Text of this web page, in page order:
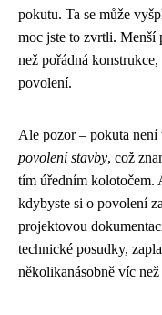
pokutu. Ta se může
moc jste to zvrtli. Menší
než pořádná
povolení.
Ale pozor – pokuta není
povolení stavby, což
tím úředním kolotočem.
kdybyste si o povolení
projektovou
technické posudky,
několikanásobně víc